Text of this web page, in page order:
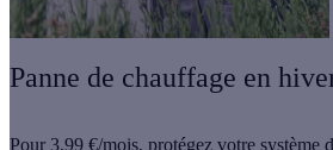
Panne de chauffage en
Pour 3,99 €/mois, protégez votre système